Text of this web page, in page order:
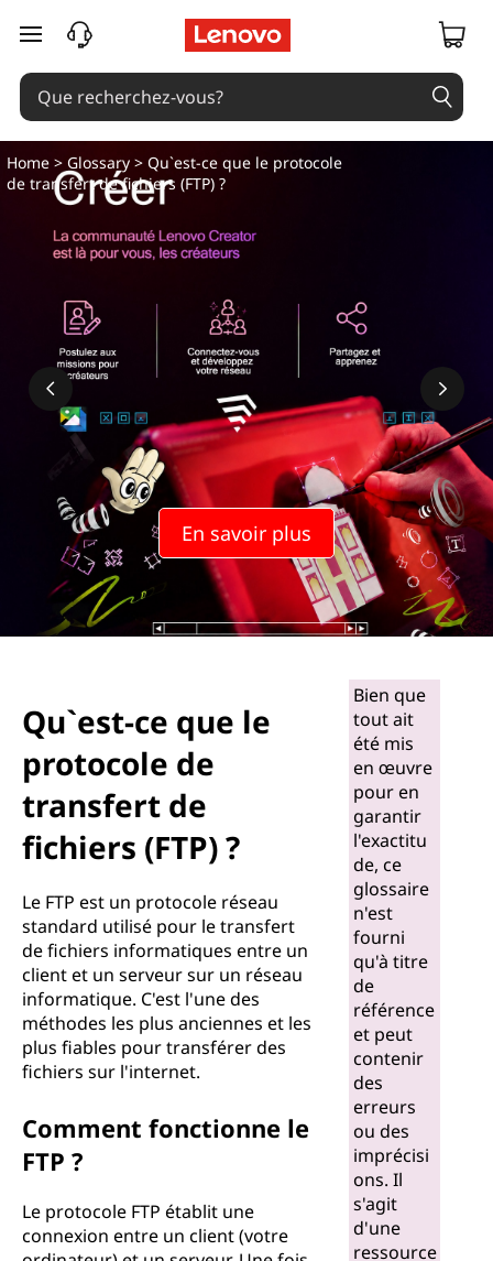
passer au contenu principal
En savoir plus
Home >Glossary > Qu`est-ce que le protocole
de transfert de fichiers (FTP) ?
Qu`est-ce que le
protocole de
transfert de
fichiers (FTP) ?
Le FTP est un protocole réseau
standard utilisé pour le transfert
de fichiers informatiques entre un
client et un serveur sur un réseau
informatique. C'est l'une des
méthodes les plus anciennes et les
plus fiables pour transférer des
fichiers sur l'internet.
Comment fonctionne le
FTP ?
Le protocole FTP établit une
connexion entre un client (votre
Bien que
tout ait
été mis
en œuvre
pour en
garantir
l'exactitu
de, ce
glossaire
n'est
fourni
qu'à titre
de
référence
et peut
contenir
des
erreurs
ou des
imprécisi
ons. Il
s'agit
d'une
ressource